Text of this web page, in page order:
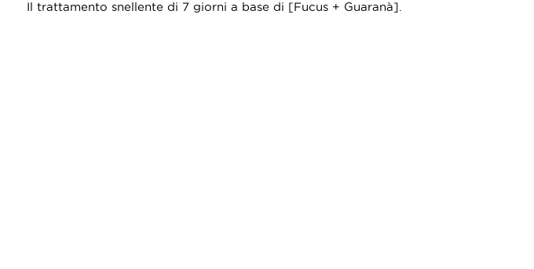
Il trattamento snellente di 7 giorni a base di [Fucus + Guaranà].